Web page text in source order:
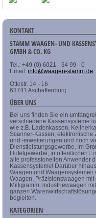
KONTAKT
STAMM WAAGEN- UND
GMBH & CO. KG
Tel.: +49 (0) 6021 - 34 99 - 0
Email: info@waagen-stamm.de
Ottostr. 14 - 16
63741 Aschaffenburg
ÜBER UNS
Bei uns finden Sie ein
verschiedene Kassensysteme
wie z.B. Ladenkassen,
Scanner-Kassen, elektronische
und -erweiterungen und noch
Dienstleistungsgewerbe, im
Hotelgewerbe, in öffentlichen
alle professionellen Anwender
Kassensysteme! Darüber
Waagen und
Waagen, Präzisionswaagen
Milligramm, Industriewaagen
ganzen
begleiten.
KATEGORIEN